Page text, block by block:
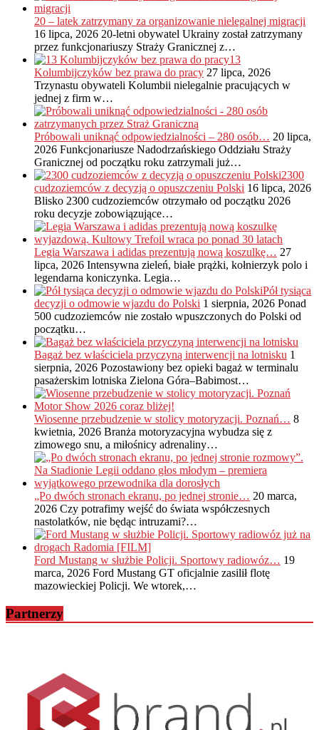
20 – latek zatrzymany za organizowanie nielegalnej migracji
16 lipca, 2026 20-letni obywatel Ukrainy został zatrzymany
przez funkcjonariuszy Straży Granicznej z…
13
Kolumbijczyków bez prawa do pracy 27 lipca, 2026
Trzynastu obywateli Kolumbii nielegalnie pracujących w
jednej z firm w…
Próbowali uniknąć odpowiedzialności – 280 osób… 20 lipca,
2026 Funkcjonariusze Nadodrzańskiego Oddziału Straży
Granicznej od początku roku zatrzymali już…
2300
cudzoziemców z decyzją o opuszczeniu Polski 16 lipca, 2026
Blisko 2300 cudzoziemców otrzymało od początku 2026
roku decyzje zobowiązujące…
Legia Warszawa i adidas prezentują nową koszulkę… 27
lipca, 2026 Intensywna zieleń, białe prążki, kołnierzyk polo i
legendarna koniczynka. Legia…
Pół tysiąca
decyzji o odmowie wjazdu do Polski 1 sierpnia, 2026 Ponad
500 cudzoziemców nie zostało wpuszczonych do Polski od
początku…
Bagaż bez właściciela przyczyną interwencji na lotnisku 1
sierpnia, 2026 Pozostawiony bez opieki bagaż w terminalu
pasażerskim lotniska Zielona Góra–Babimost…
Wiosenne przebudzenie w stolicy motoryzacji. Poznań… 8
kwietnia, 2026 Branża motoryzacyjna wybudza się z
zimowego snu, a miłośnicy adrenaliny…
„Po dwóch stronach ekranu, po jednej stronie… 20 marca,
2026 Czy potrafimy wejść do świata współczesnych
nastolatków, nie będąc intruzami?…
Ford Mustang w służbie Policji. Sportowy radiowóz… 19
marca, 2026 Ford Mustang GT oficjalnie zasilił flotę
mazowieckiej Policji. We wtorek,…
Partnerzy